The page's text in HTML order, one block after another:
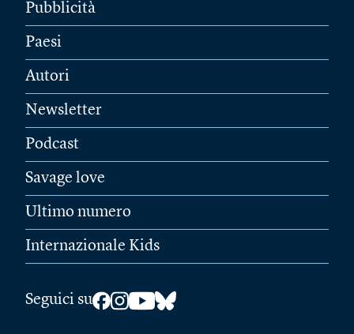
Pubblicità
Paesi
Autori
Newsletter
Podcast
Savage love
Ultimo numero
Internazionale Kids
Seguici su